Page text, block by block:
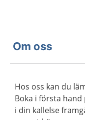
Om oss
Hos oss kan du
Boka i första
i din kallelse